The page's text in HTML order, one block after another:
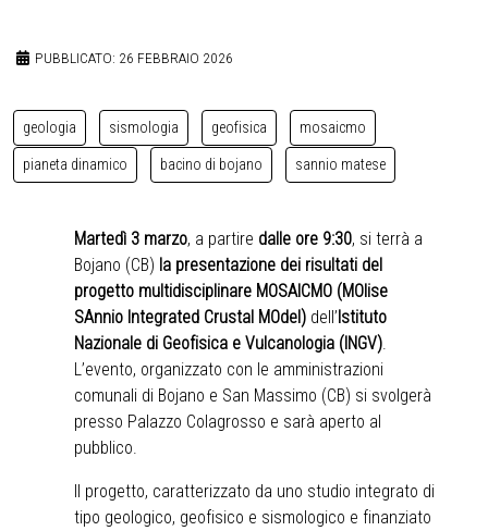
PUBBLICATO: 26 FEBBRAIO 2026
geologia sismologia geofisica mosaicmo
pianeta dinamico bacino di bojano sannio matese
Martedì 3 marzo, a partire dalle ore 9:30, si terrà a
Bojano (CB) la presentazione dei risultati del
progetto multidisciplinare MOSAICMO (MOlise
SAnnio Integrated Crustal MOdel) dell’Istituto
Nazionale di Geofisica e Vulcanologia (INGV)
L’evento, organizzato con le amministrazioni
comunali di Bojano e San Massimo (CB) si svolgerà
presso Palazzo Colagrosso e sarà aperto al
pubblico.
Il progetto, caratterizzato da uno studio integrato di
tipo geologico, geofisico e sismologico e finanziato